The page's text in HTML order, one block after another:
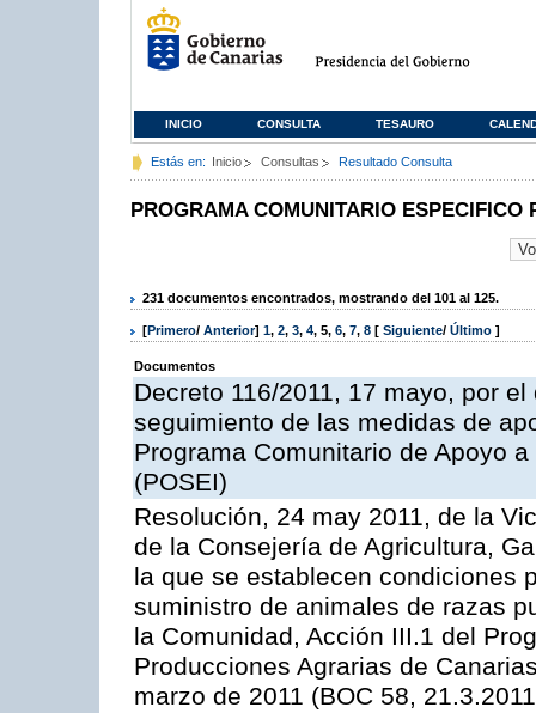
INICIO CONSULTA TESAURO
Estás en: Inicio Consultas Resultado Consulta
PROGRAMA COMUNITARIO ESPECIFICO
231 documentos encontrados, mostrando del 101 al 125.
[Primero/ Anterior] 1, 2, 3, 4, 5, 6, 7, 8 [ Siguiente/ Último ]
Documentos
Decreto 116/2011, 17 mayo, por
seguimiento de las medidas de
Programa Comunitario de Apoyo
(POSEI)
Resolución, 24 may 2011, de la
de la Consejería de Agricultura,
la que se establecen condiciones
suministro de animales de razas
la Comunidad, Acción III.1 del
Producciones Agrarias de
marzo de 2011 (BOC 58,